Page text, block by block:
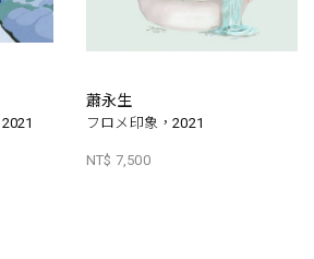
蕭永生
フロメ印象，2021
NT$ 7,500